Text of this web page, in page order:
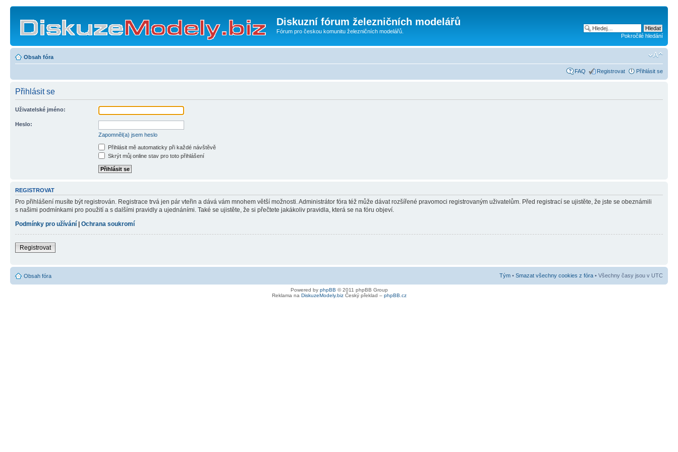
Diskuzní fórum železničních modelářů
Fórum pro českou komunitu železničních modelářů.
Pokročilé hledání
Obsah fóra
FAQ Registrovat Přihlásit se
Přihlásit se
Uživatelské jméno:
Heslo:
Zapomněl(a) jsem heslo
Přihlásit mě automaticky při každé návštěvě
Skrýt můj online stav pro toto přihlášení
REGISTROVAT
Pro přihlášení musíte být registrován. Registrace trvá jen pár vteřin a dává vám mnohem větší možnosti. Administrátor fóra též může dávat rozšířené pravomoci registrovaným uživatelům. Před registrací se ujistěte, že jste se obeznámili
s našimi podmínkami pro použití a s dalšími pravidly a ujednáními. Také se ujistěte, že si přečtete jakákoliv pravidla, která se na fóru objeví.
Podmínky pro užívání
Ochrana soukromí
Registrovat
Obsah fóra Tým • Smazat všechny cookies z fóra • Všechny časy jsou v UTC
Powered by phpBB © 2011 phpBB Group
Reklama na DiskuzeModely.bizČeský překlad – phpBB.cz